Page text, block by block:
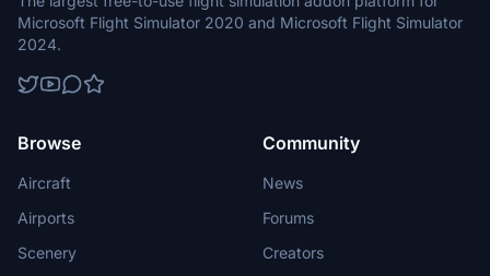
Microsoft Flight Simulator 2020 and Microsoft Flight Simulator
2024.
Browse
Aircraft
Airports
Scenery
Community
News
Forums
Creators